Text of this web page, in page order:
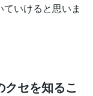
いけると思いま
セを知るこ